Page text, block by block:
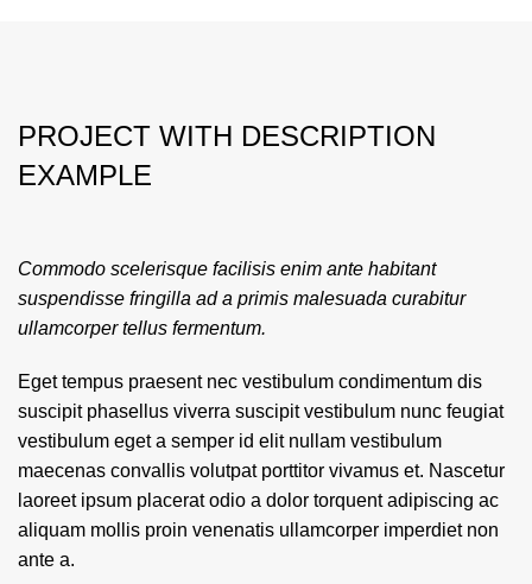
PROJECT WITH DESCRIPTION
EXAMPLE
Commodo scelerisque facilisis enim ante habitant
suspendisse fringilla ad a primis malesuada curabitur
ullamcorper tellus fermentum.
Eget tempus praesent nec vestibulum condimentum dis
suscipit phasellus viverra suscipit vestibulum nunc feugiat
vestibulum eget a semper id elit nullam vestibulum
maecenas convallis volutpat porttitor vivamus et. Nascetur
laoreet ipsum placerat odio a dolor torquent adipiscing ac
aliquam mollis proin venenatis ullamcorper imperdiet non
ante a.